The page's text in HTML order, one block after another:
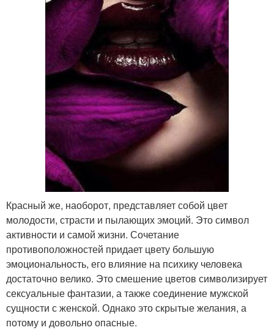
Красный же, наоборот, представляет собой цвет
молодости, страсти и пылающих эмоций. Это символ
активности и самой жизни. Сочетание
противоположностей придает цвету большую
эмоциональность, его влияние на психику человека
достаточно велико. Это смешение цветов символизирует
сексуальные фантазии, а также соединение мужской
сущности с женской. Однако это скрытые желания, а
потому и довольно опасные.